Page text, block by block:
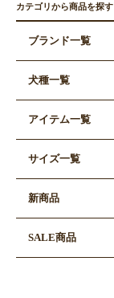
カテゴリから商品を探す
ブランド一覧
犬種一覧
アイテム一覧
サイズ一覧
新商品
SALE商品